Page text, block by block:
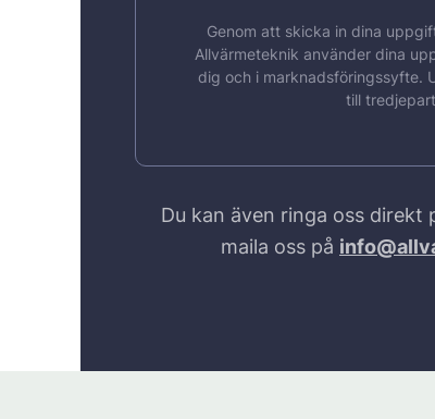
Genom att skicka in dina
Allvärmeteknik använder dina
dig och i marknadsföringssyfte.
till
Du kan även ringa oss direkt
maila oss på